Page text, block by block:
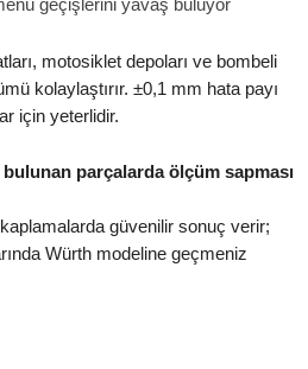
motosiklet depoları ve bombeli
kolaylaştırır. ±0,1 mm hata payı
için yeterlidir.
parçalarda ölçüm sapması
güvenilir sonuç verir;
Würth modeline geçmeniz